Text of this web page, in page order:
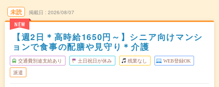
未読
NEW
掲載日 2026/08/07
【週2日＊高時給1650円～】シニア向けマンシ
ョンで食事の配膳や見守り＊介護
交通費別途支給あり 土日祝日が休み 残業なし WEB登録OK
派遣